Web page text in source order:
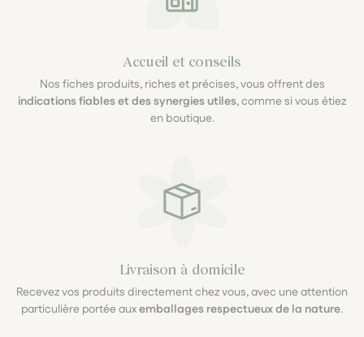
Accueil et conseils
Nos fiches produits, riches et précises, vous offrent des
indications fiables et des synergies utiles, comme si vous étiez
en boutique.
Livraison à domicile
Recevez vos produits directement chez vous, avec une attention
particulière portée auxemballages respectueux de la nature.